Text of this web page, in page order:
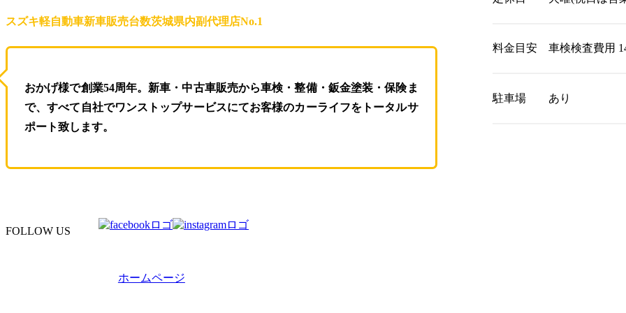
スズキ軽自動車新車販売台数茨城県内副代理店No.1
おかげ様で創業54周年。新車・中古車販売から車検・整備・鈑金塗装・保険ま
で、すべて自社でワンストップサービスにてお客様のカーライフをトータルサ
ポート致します。
FOLLOW US
ホームページ
料金目安 車検検査費用
駐車場 あり